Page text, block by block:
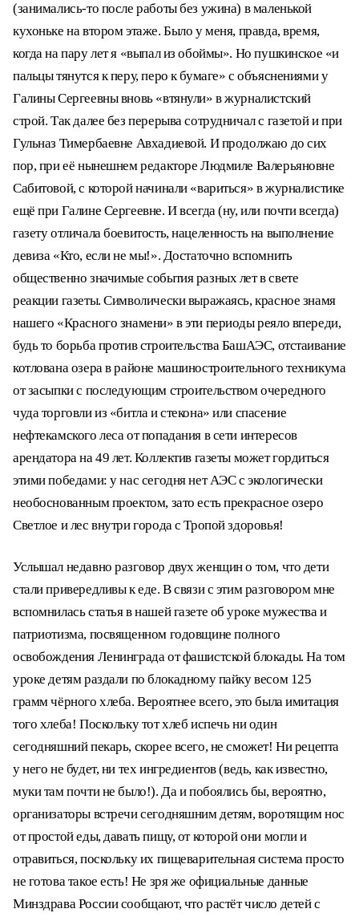
(занимались-то после работы без ужина) в маленькой
кухоньке на втором этаже. Было у меня, правда, время,
когда на пару лет я «выпал из обоймы». Но пушкинское «и
пальцы тянутся к перу, перо к бумаге» с объяснениями у
Галины Сергеевны вновь «втянули» в журналистский
строй. Так далее без перерыва сотрудничал с газетой и при
Гульназ Тимербаевне Авхадиевой. И продолжаю до сих
пор, при её нынешнем редакторе Людмиле Валерьяновне
Сабитовой, с которой начинали «вариться» в журналистике
ещё при Галине Сергеевне. И всегда (ну, или почти всегда)
газету отличала боевитость, нацеленность на выполнение
девиза «Кто, если не мы!». Достаточно вспомнить
общественно значимые события разных лет в свете
реакции газеты. Символически выражаясь, красное знамя
нашего «Красного знамени» в эти периоды реяло впереди,
будь то борьба против строительства БашАЭС, отстаивание
котлована озера в районе машиностроительного техникума
от засыпки с последующим строительством очередного
чуда торговли из «битла и стекона» или спасение
нефтекамского леса от попадания в сети интересов
арендатора на 49 лет. Коллектив газеты может гордиться
этими победами: у нас сегодня нет АЭС с экологически
необоснованным проектом, зато есть прекрасное озеро
Светлое и лес внутри города с Тропой здоровья!
Услышал недавно разговор двух женщин о том, что дети
стали привередливы к еде. В связи с этим разговором мне
вспомнилась статья в нашей газете об уроке мужества и
патриотизма, посвященном годовщине полного
освобождения Ленинграда от фашистской блокады. На том
уроке детям раздали по блокадному пайку весом 125
грамм чёрного хлеба. Вероятнее всего, это была имитация
того хлеба! Поскольку тот хлеб испечь ни один
сегодняшний пекарь, скорее всего, не сможет! Ни рецепта
у него не будет, ни тех ингредиентов (ведь, как известно,
муки там почти не было!). Да и побоялись бы, вероятно,
организаторы встречи сегодняшним детям, воротящим нос
от простой еды, давать пищу, от которой они могли и
отравиться, поскольку их пищеварительная система просто
не готова такое есть! Не зря же официальные данные
Минздрава России сообщают, что растёт число детей с